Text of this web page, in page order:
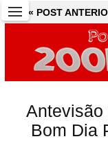
« POST
Antevisão
Bom Dia
« POST